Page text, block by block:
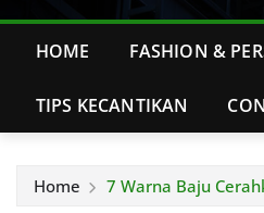
HOME FASHION &
TIPS KECANTIKAN
Home 7 Warna Baju